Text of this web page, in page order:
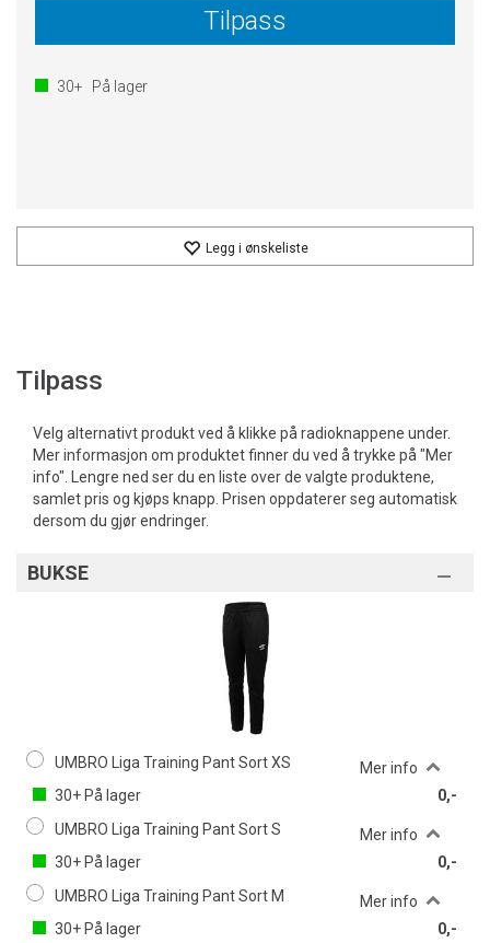
Tilpass
30+ På lager
Legg i ønskeliste
Tilpass
Velg alternativt produkt ved å klikke på radioknappene under.
Mer informasjon om produktet finner du ved å trykke på "Mer
info". Lengre ned ser du en liste over de valgte produktene,
samlet pris og kjøps knapp. Prisen oppdaterer seg automatisk
dersom du gjør endringer.
BUKSE
UMBRO Liga Training Pant Sort XS
Mer info
30+ På lager
0,-
UMBRO Liga Training Pant Sort S
Mer info
30+ På lager
0,-
UMBRO Liga Training Pant Sort M
Mer info
30+ På lager
0,-